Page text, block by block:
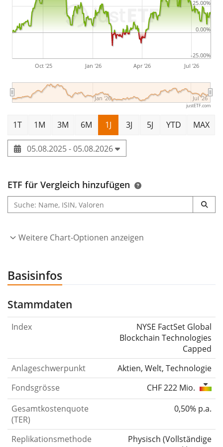
Oct '25 Jan '26 Apr '26 Jul '26
Jan '26 Jul '26
-25.00%
0.00%
25.00%
justETF.com
1T 1M 3M 6M 1J 3J 5J YTD MAX
05.08.2025 - 05.08.2026
ETF für Vergleich hinzufügen
Weitere Chart-Optionen anzeigen
Basisinfos
Stammdaten
Index
NYSE FactSet Global
Blockchain Technologies
Capped
Anlageschwerpunkt
Aktien, Welt, Technologie
Fondsgrösse
CHF 222 Mio.
Gesamtkostenquote
(TER)
0,50% p.a.
Replikationsmethode Physisch (Vollständige